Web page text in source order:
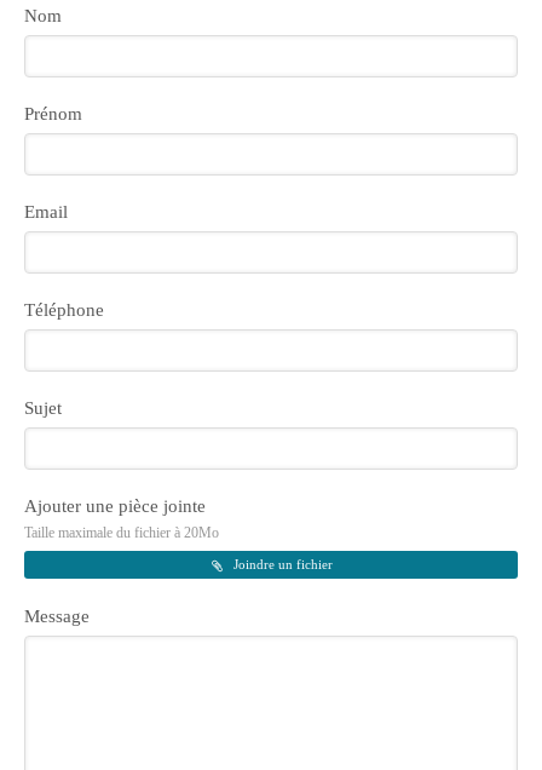
Nom
Prénom
Email
Téléphone
Sujet
Ajouter une pièce jointe
Taille maximale du fichier à 20Mo
Joindre un fichier
Message